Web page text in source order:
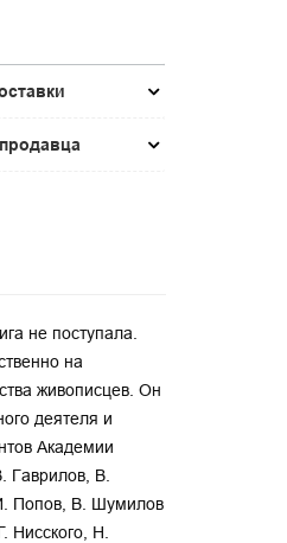
не поступала.
на
живописцев. Он
деятеля и
Академии
Гаврилов, В.
Попов, В. Шумилов
Нисского, Н.